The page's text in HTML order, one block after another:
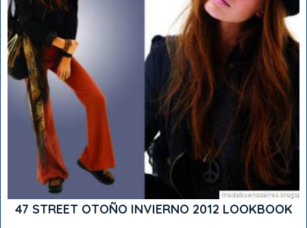
47 STREET OTOÑO INVIERNO 2012 LOOKBOOK